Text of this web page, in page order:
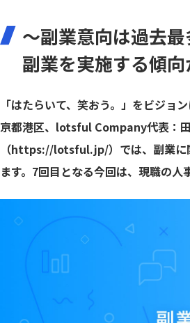
～副業意向は過去
副業を実施する傾
「はたらいて、笑おう。」をビジ
京都港区、lotsful Company代表：
（https://lotsful.jp/）では、副業
ます。7回目となる今回は、現職の